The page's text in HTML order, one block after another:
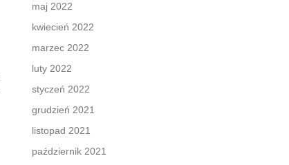
maj 2022
kwiecień 2022
marzec 2022
luty 2022
styczeń 2022
grudzień 2021
listopad 2021
październik 2021